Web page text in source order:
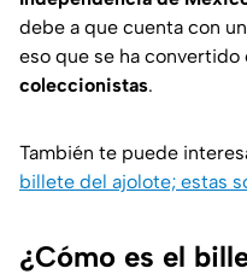
debe a que cuenta con un
eso que se ha
coleccionistas.
También te puede
billete del ajolote; estas
¿Cómo es el